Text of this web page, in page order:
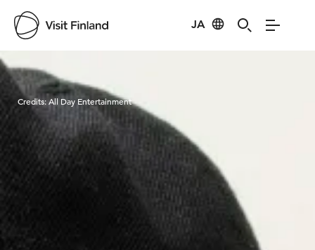
JA
Visit Finland
Credits:All Day Entertainment